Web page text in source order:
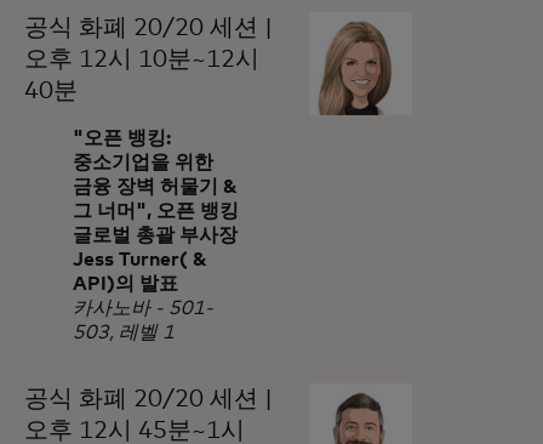
공식 화폐 20/20 세션 |
오후 12시 10분~12시
40분
"오픈 뱅킹:
중소기업을 위한
금융 장벽 허물기 &
그 너머", 오픈 뱅킹
글로벌 총괄 부사장
Jess Turner( &
API)의 발표
카사노바 - 501-
503, 레벨 1
공식 화폐 20/20 세션 |
오후 12시 45분~1시